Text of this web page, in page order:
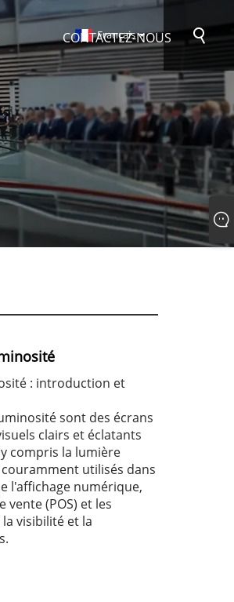
CONTACTEZ-NOUS
Français
: introduction et
sont des écrans
clairs et éclatants
compris la lumière
utilisés dans
l'affichage numérique,
vente (POS) et les
visibilité et la